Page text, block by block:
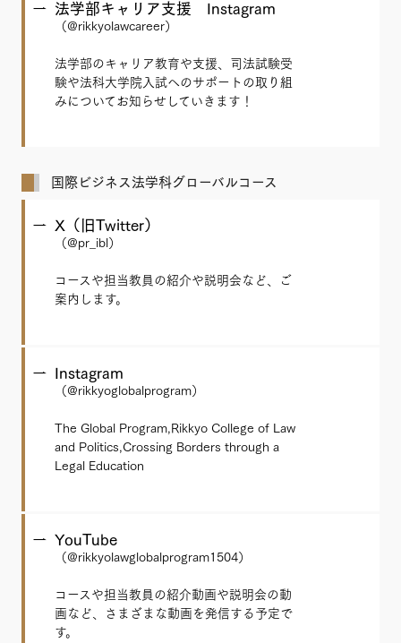
法学部キャリア支援 Instagram
（@rikkyolawcareer）
法学部のキャリア教育や支援、司法試験受
験や法科大学院入試へのサポートの取り組
みについてお知らせしていきます！
国際ビジネス法学科グローバルコース
X（旧Twitter）
（@pr_ibl）
コースや担当教員の紹介や説明会など、ご
案内します。
Instagram
（@rikkyoglobalprogram）
The Global Program,Rikkyo College of Law
and Politics,Crossing Borders through a
Legal Education
YouTube
（@rikkyolawglobalprogram1504）
コースや担当教員の紹介動画や説明会の動
画など、さまざまな動画を発信する予定で
す。